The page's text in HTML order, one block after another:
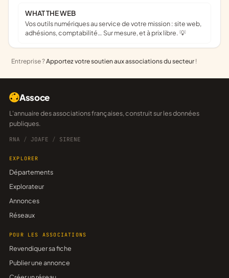
WHAT THE WEB
Vos outils numériques au service de votre mission : site web,
adhésions, comptabilité… Sur mesure, et à prix libre. 💡
Entreprise ?Apportez votre soutien aux associations du secteur !
Assoce
L'annuaire des associations françaises, construit sur les données
publiques.
RNA / JOAFE / SIRENE
EXPLORER
Départements
Explorateur
Annonces
Réseaux
POUR LES ASSOCIATIONS
Revendiquer sa fiche
Publier une annonce